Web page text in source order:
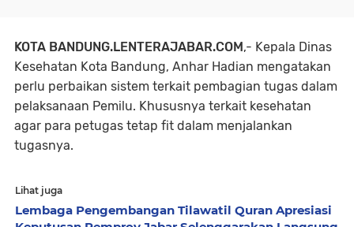
KOTA BANDUNG.LENTERAJABAR.COM,- Kepala Dinas
Kesehatan Kota Bandung, Anhar Hadian mengatakan
perlu perbaikan sistem terkait pembagian tugas dalam
pelaksanaan Pemilu. Khususnya terkait kesehatan
agar para petugas tetap fit dalam menjalankan
tugasnya.
Lihat juga
Lembaga Pengembangan Tilawatil Quran Apresiasi